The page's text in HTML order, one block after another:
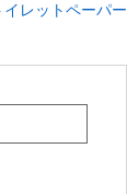
イレットペーパー